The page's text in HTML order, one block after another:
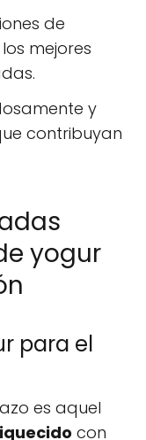
de
mejores
y
contribuyan
yogur
para el
es aquel
con